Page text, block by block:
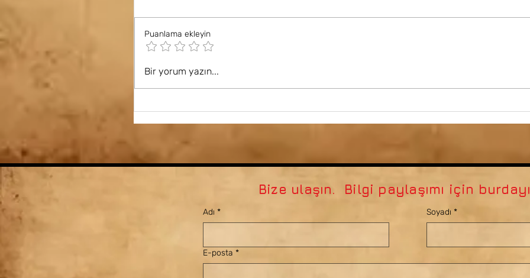
Rabbimiz mümini nasıl tanımlıyor?
Puanlama ekleyin
Bir yorum yazın...
Bize ulaşın. Bilgi paylaşımı için
Adı * Soyadı *
E-posta *